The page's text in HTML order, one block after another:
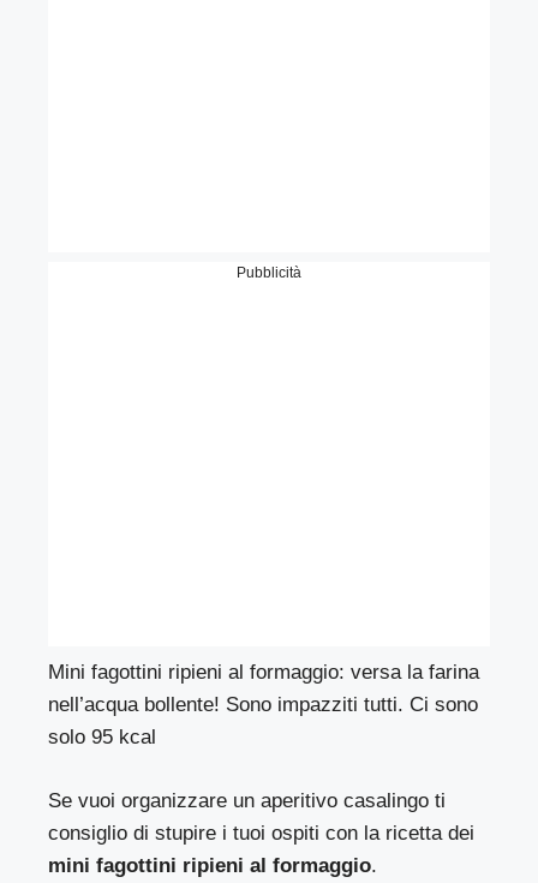
Pubblicità
Mini fagottini ripieni al formaggio: versa la farina
nell’acqua bollente! Sono impazziti tutti. Ci sono
solo 95 kcal
Se vuoi organizzare un aperitivo casalingo ti
consiglio di stupire i tuoi ospiti con la ricetta dei
mini fagottini ripieni al formaggio.